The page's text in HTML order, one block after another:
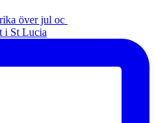
över jul oc
i St Lucia